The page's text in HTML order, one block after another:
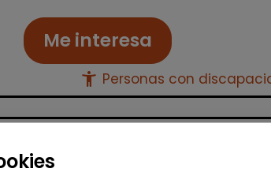
Me interesa
accessibility_new Personas con
Consultoría y Asesoría